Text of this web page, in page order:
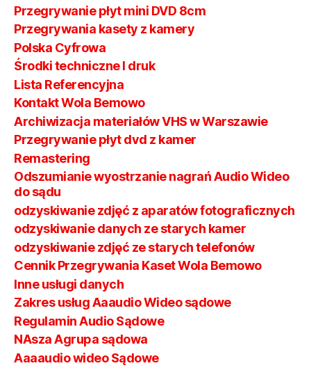
Przegrywanie płyt mini DVD 8cm
Przegrywania kasety z kamery
Polska Cyfrowa
Środki techniczne I druk
Lista Referencyjna
Kontakt Wola Bemowo
Archiwizacja materiałów VHS w Warszawie
Przegrywanie płyt dvd z kamer
Remastering
Odszumianie wyostrzanie nagrań Audio Wideo
do sądu
odzyskiwanie zdjęć z aparatów fotograficznych
odzyskiwanie danych ze starych kamer
odzyskiwanie zdjęć ze starych telefonów
Cennik Przegrywania Kaset Wola Bemowo
Inne usługi danych
Zakres usług Aaaudio Wideo sądowe
Regulamin Audio Sądowe
NAsza Agrupa sądowa
Aaaaudio wideo Sądowe